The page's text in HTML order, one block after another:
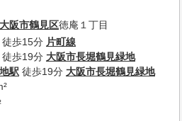
大阪市鶴見区徳庵１丁目
徒歩15分 片町線
徒歩19分 大阪市長堀鶴見緑地
駅 徒歩19分 大阪市長堀鶴見緑地